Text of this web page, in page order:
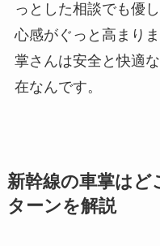
っとした相談でも優
心感がぐっと高まり
掌さんは安全と快適
在なんです。
新幹線の車掌はど
ターンを解説